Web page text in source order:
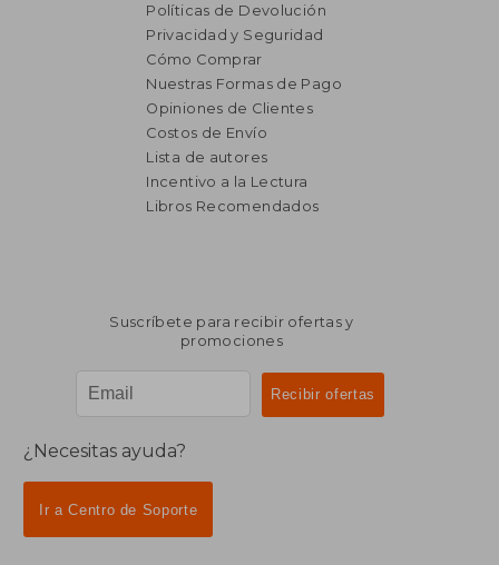
$ 1.614
Políticas de Devolución
Privacidad y Seguridad
Cómo Comprar
Nuestras Formas de Pago
Opiniones de Clientes
Costos de Envío
Lista de autores
Incentivo a la Lectura
Libros Recomendados
Suscríbete para recibir ofertas y
promociones
¿Necesitas ayuda?
Ir a Centro de Soporte